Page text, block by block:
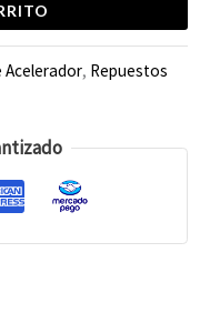
Acelerador, Repuestos